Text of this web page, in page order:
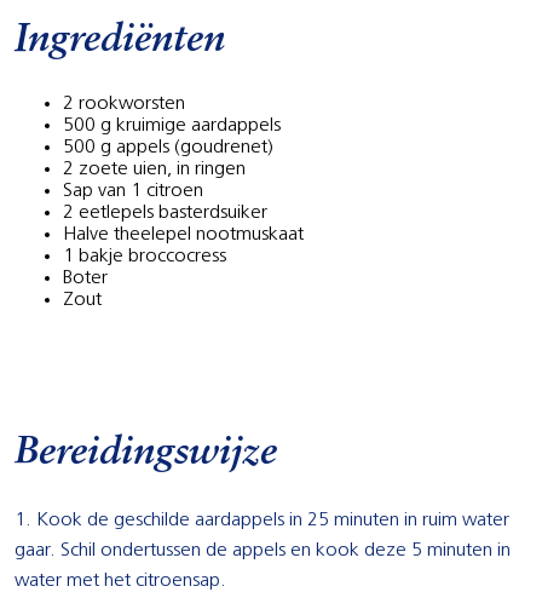
Ingrediënten
2 rookworsten
500 g kruimige aardappels
500 g appels (goudrenet)
2 zoete uien, in ringen
Sap van 1 citroen
2 eetlepels basterdsuiker
Halve theelepel nootmuskaat
1 bakje broccocress
Boter
Zout
Bereidingswijze
1. Kook de geschilde aardappels in 25 minuten in ruim water
gaar. Schil ondertussen de appels en kook deze 5 minuten in
water met het citroensap.